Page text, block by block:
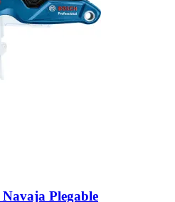
Navaja Plegable